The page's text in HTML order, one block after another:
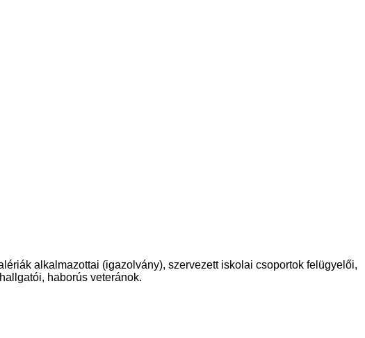
alkalmazottai (igazolvány), szervezett iskolai csoportok felügyelői,
haborús veteránok.